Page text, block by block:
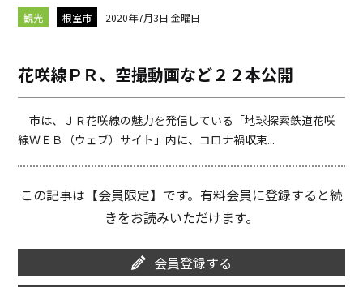
a
c
o
o
k
i
n
a
p
i
n
k
i
観光 根室市 2020年7月3日 金曜日
花咲線ＰＲ、空撮動画など２２本公開
市は、ＪＲ花咲線の魅力を発信している「地球探索鉄道花咲
線ＷＥＢ（ウェブ）サイト」内に、コロナ禍収束...
この記事は【会員限定】です。有料会員に登録すると続
きをお読みいただけます。
会員登録する